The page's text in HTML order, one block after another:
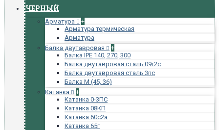
ЧЕРНЫЙ
Арматура
+
Арматура термическая
Арматура
Балка двутавровая
+
Балка IPE 140, 270, 300
Балка двутавровая сталь 09г2с
Балка двутавровая сталь 3пс
Балка М (45, 36)
Катанка
+
Катанка 0-3ПС
Катанка 08КП
Катанка 60с2а
Катанка 65г